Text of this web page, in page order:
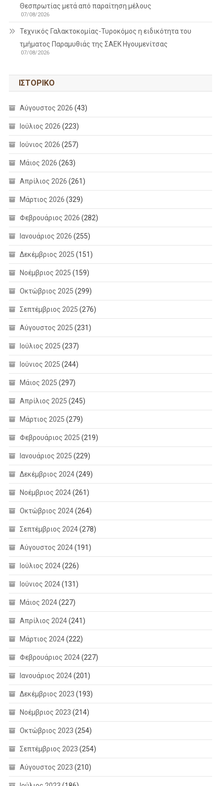
Θεσπρωτίας μετά από παραίτηση μέλους
07/08/2026
Τεχνικός Γαλακτοκομίας-Τυροκόμος η ειδικότητα του
τμήματος Παραμυθιάς της ΣΑΕΚ Ηγουμενίτσας
07/08/2026
ΙΣΤΟΡΙΚΌ
Αύγουστος 2026 (43)
Ιούλιος 2026 (223)
Ιούνιος 2026 (257)
Μάιος 2026 (263)
Απρίλιος 2026 (261)
Μάρτιος 2026 (329)
Φεβρουάριος 2026 (282)
Ιανουάριος 2026 (255)
Δεκέμβριος 2025 (151)
Νοέμβριος 2025 (159)
Οκτώβριος 2025 (299)
Σεπτέμβριος 2025 (276)
Αύγουστος 2025 (231)
Ιούλιος 2025 (237)
Ιούνιος 2025 (244)
Μάιος 2025 (297)
Απρίλιος 2025 (245)
Μάρτιος 2025 (279)
Φεβρουάριος 2025 (219)
Ιανουάριος 2025 (229)
Δεκέμβριος 2024(249)
Νοέμβριος 2024(261)
Οκτώβριος 2024(264)
Σεπτέμβριος 2024(278)
Αύγουστος 2024(191)
Ιούλιος 2024(226)
Ιούνιος 2024(131)
Μάιος 2024(227)
Απρίλιος 2024(241)
Μάρτιος 2024(222)
Φεβρουάριος 2024(227)
Ιανουάριος 2024(201)
Δεκέμβριος 2023 (193)
Νοέμβριος 2023 (214)
Οκτώβριος 2023 (254)
Σεπτέμβριος 2023 (254)
Αύγουστος 2023 (210)